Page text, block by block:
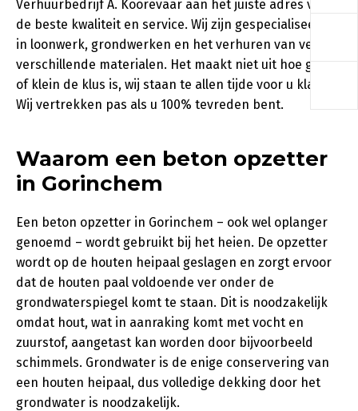
Verhuurbedrijf A. Koorevaar aan het juiste adres voor
de beste kwaliteit en service. Wij zijn gespecialiseerd
in loonwerk, grondwerken en het verhuren van vele
verschillende materialen. Het maakt niet uit hoe groot
of klein de klus is, wij staan te allen tijde voor u klaar.
Wij vertrekken pas als u 100% tevreden bent.
Waarom een beton opzetter
in Gorinchem
Een beton opzetter in Gorinchem – ook wel oplanger
genoemd – wordt gebruikt bij het heien. De opzetter
wordt op de houten heipaal geslagen en zorgt ervoor
dat de houten paal voldoende ver onder de
grondwaterspiegel komt te staan. Dit is noodzakelijk
omdat hout, wat in aanraking komt met vocht en
zuurstof, aangetast kan worden door bijvoorbeeld
schimmels. Grondwater is de enige conservering van
een houten heipaal, dus volledige dekking door het
grondwater is noodzakelijk.